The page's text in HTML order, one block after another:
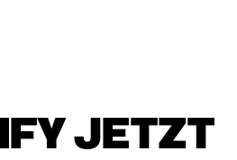
JETZT